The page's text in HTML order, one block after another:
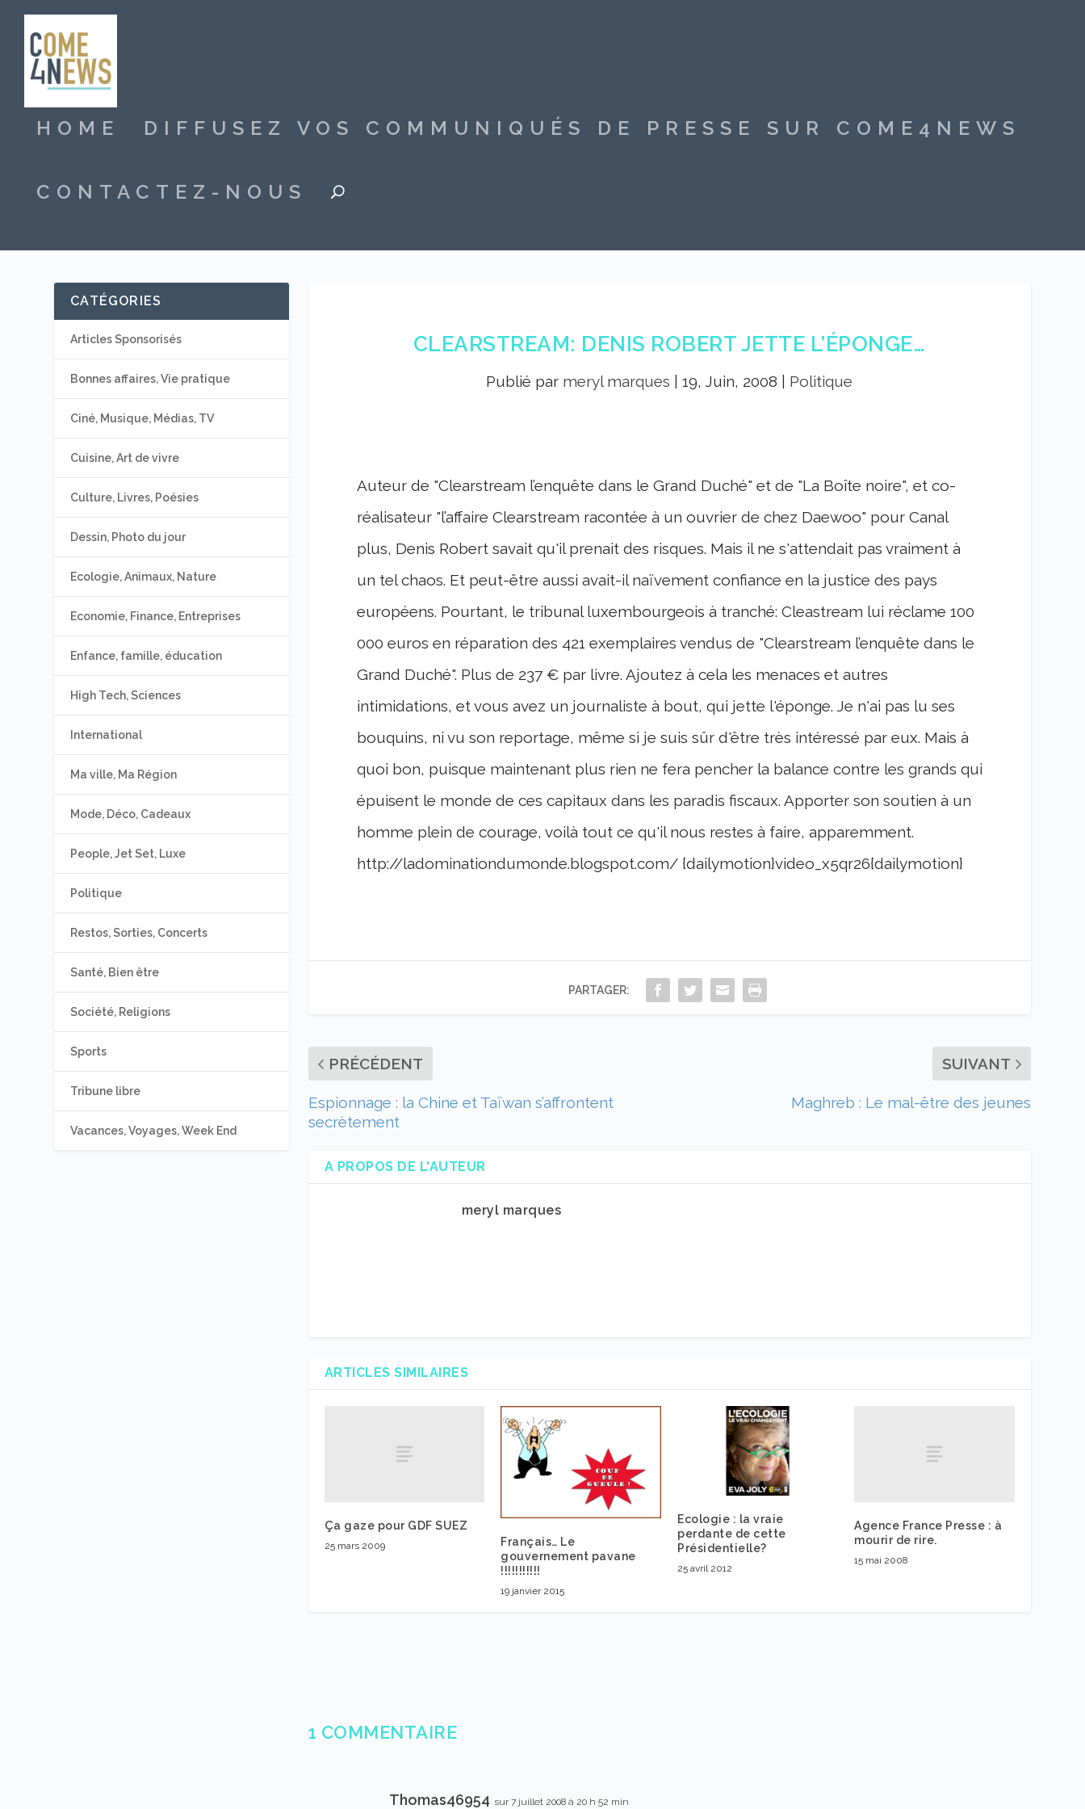
HOME DIFFUSEZ VOS COMMUNIQUÉS DE PRESSE SUR COME4NEWS
CONTACTEZ-NOUS
CLEARSTREAM: DENIS ROBERT JETTE L’ÉPONGE…
Publié par meryl marques |19, Juin, 2008 Politique
Auteur de "Clearstream l’enquête dans le Grand Duché" et de "La Boîte noire", et co-
réalisateur "l’affaire Clearstream racontée à un ouvrier de chez Daewoo" pour Canal
plus, Denis Robert savait qu'il prenait des risques. Mais il ne s'attendait pas vraiment à
un tel chaos. Et peut-être aussi avait-il naïvement confiance en la justice des pays
européens. Pourtant, le tribunal luxembourgeois à tranché: Cleastream lui réclame 100
000 euros en réparation des 421 exemplaires vendus de "Clearstream l’enquête dans le
Grand Duché". Plus de 237 € par livre. Ajoutez à cela les menaces et autres
intimidations, et vous avez un journaliste à bout, qui jette l'éponge. Je n'ai pas lu ses
bouquins, ni vu son reportage, même si je suis sûr d'être très intéressé par eux. Mais à
quoi bon, puisque maintenant plus rien ne fera pencher la balance contre les grands qui
épuisent le monde de ces capitaux dans les paradis fiscaux. Apporter son soutien à un
homme plein de courage, voilà tout ce qu'il nous restes à faire, apparemment.
http://ladominationdumonde.blogspot.com/ {dailymotion}video_x5qr26{dailymotion}
PARTAGER:
PRÉCÉDENT
Espionnage : la Chine et Taïwan s’affrontent
secrètement
SUIVANT
Maghreb : Le mal-être des jeunes
A PROPOS DE L'AUTEUR
meryl marques
ARTICLES SIMILAIRES
Ça gaze pour GDF SUEZ
25 mars 2009
Français… Le
gouvernement pavane
!!!!!!!!!!!
19 janvier 2015
Ecologie : la vraie
perdante de cette
Présidentielle?
25 avril 2012
Agence France Presse : à
mourir de rire.
15 mai 2008
1 COMMENTAIRE
Thomas46954 sur 7 juillet 2008 à 20 h 52 min
CATÉGORIES
Articles Sponsorisés
Bonnes affaires, Vie pratique
Ciné, Musique, Médias, TV
Cuisine, Art de vivre
Culture, Livres, Poésies
Dessin, Photo du jour
Ecologie, Animaux, Nature
Economie, Finance, Entreprises
Enfance, famille, éducation
High Tech, Sciences
International
Ma ville, Ma Région
Mode, Déco, Cadeaux
People, Jet Set, Luxe
Politique
Restos, Sorties, Concerts
Santé, Bien être
Société, Religions
Sports
Tribune libre
Vacances, Voyages, Week End